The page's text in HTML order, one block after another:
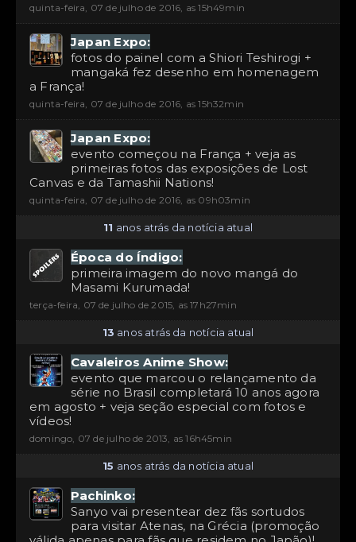
quinta-feira, 07 de julho de 2016, as 15h49min
Japan Expo:
fotos do painel com a Shiori Teshirogi +
mangaká fez desenho em homenagem
a França!
quinta-feira, 07 de julho de 2016, as 15h32min
Japan Expo:
evento começou na França + veja as
primeiras fotos das exposições de Lost
Canvas e da Tamashii Nations!
quinta-feira, 07 de julho de 2016, as 09h03min
11 anos atrás da notícia atual
Época do Índigo:
primeira imagem do novo mangá do
Masami Kurumada!
terça-feira, 07 de julho de 2015, as 17h27min
13 anos atrás da notícia atual
Cavaleiros Anime Show:
evento que marcou o relançamento da
série no Brasil completará 10 anos agora
em agosto + veja seção especial com fotos e
vídeos!
domingo, 07 de julho de 2013, as 16h45min
15 anos atrás da notícia atual
Pachinko:
Sanyo vai presentear dez fãs sortudos
para visitar Atenas, na Grécia (promoção